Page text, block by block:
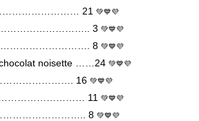
………………………… 21 💚💙💜
3 💚💙💜
8 💚💙💜
noisette ……24 💚💙💜
16 💚💙💜
g ……………………… 11 💚💙💜
8 💚💙💜